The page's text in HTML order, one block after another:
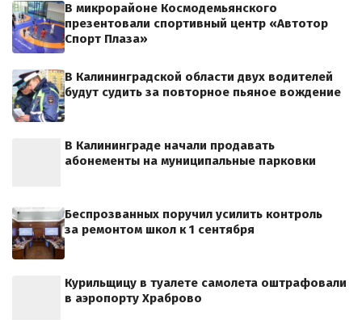
В микрорайоне Космодемьянского
презентовали спортивный центр «Автотор
Спорт Плаза»
В Калининградской области двух водителей
будут судить за повторное пьяное вождение
В Калининграде начали продавать
абонементы на муниципальные парковки
Беспрозванных поручил усилить контроль
за ремонтом школ к 1 сентября
Курильщицу в туалете самолета оштрафовали
в аэропорту Храброво